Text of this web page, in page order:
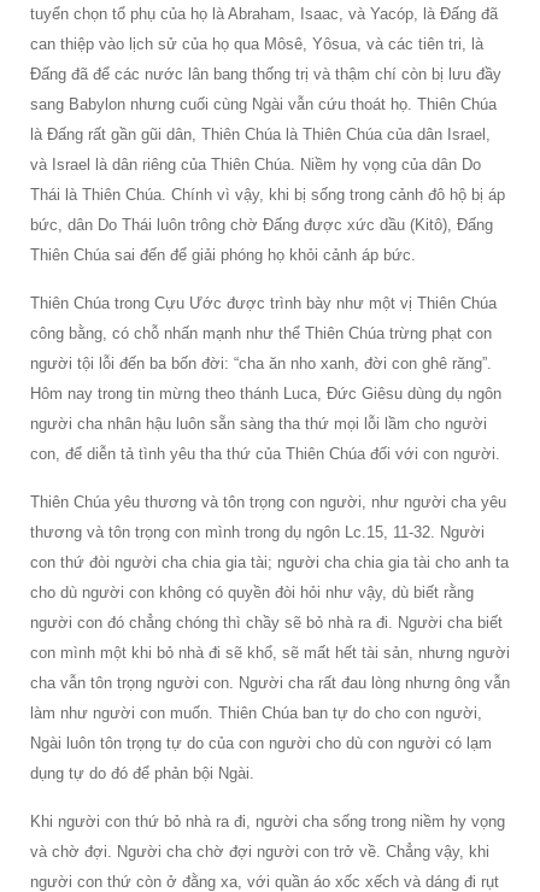
tuyển chọn tổ phụ của họ là Abraham, Isaac, và Yacóp, là Đấng đã
can thiệp vào lịch sử của họ qua Môsê, Yôsua, và các tiên tri, là
Đấng đã để các nước lân bang thống trị và thậm chí còn bị lưu đầy
sang Babylon nhưng cuối cùng Ngài vẫn cứu thoát họ. Thiên Chúa
là Đấng rất gần gũi dân, Thiên Chúa là Thiên Chúa của dân Israel,
và Israel là dân riêng của Thiên Chúa. Niềm hy vọng của dân Do
Thái là Thiên Chúa. Chính vì vậy, khi bị sống trong cảnh đô hộ bị áp
bức, dân Do Thái luôn trông chờ Đấng được xức dầu (Kitô), Đấng
Thiên Chúa sai đến để giải phóng họ khỏi cảnh áp bức.
Thiên Chúa trong Cựu Ước được trình bày như một vị Thiên Chúa
công bằng, có chỗ nhấn mạnh như thể Thiên Chúa trừng phạt con
người tội lỗi đến ba bốn đời: “cha ăn nho xanh, đời con ghê răng”.
Hôm nay trong tin mừng theo thánh Luca, Đức Giêsu dùng dụ ngôn
người cha nhân hậu luôn sẵn sàng tha thứ mọi lỗi lầm cho người
con, để diễn tả tình yêu tha thứ của Thiên Chúa đối với con người.
Thiên Chúa yêu thương và tôn trọng con người, như người cha yêu
thương và tôn trọng con mình trong dụ ngôn Lc.15, 11-32. Người
con thứ đòi người cha chia gia tài; người cha chia gia tài cho anh ta
cho dù người con không có quyền đòi hỏi như vậy, dù biết rằng
người con đó chẳng chóng thì chầy sẽ bỏ nhà ra đi. Người cha biết
con mình một khi bỏ nhà đi sẽ khổ, sẽ mất hết tài sản, nhưng người
cha vẫn tôn trọng người con. Người cha rất đau lòng nhưng ông vẫn
làm như người con muốn. Thiên Chúa ban tự do cho con người,
Ngài luôn tôn trọng tự do của con người cho dù con người có lạm
dụng tự do đó để phản bội Ngài.
Khi người con thứ bỏ nhà ra đi, người cha sống trong niềm hy vọng
và chờ đợi. Người cha chờ đợi người con trở về. Chẳng vậy, khi
người con thứ còn ở đằng xa, với quần áo xốc xếch và dáng đi rụt